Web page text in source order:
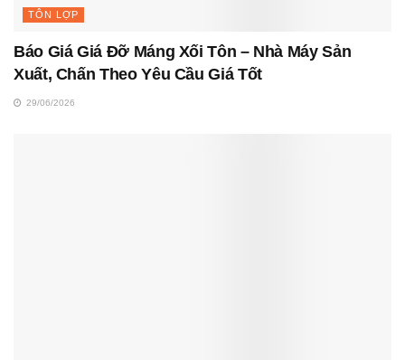
TÔN LỢP
Báo Giá Giá Đỡ Máng Xối Tôn – Nhà Máy Sản
Xuất, Chấn Theo Yêu Cầu Giá Tốt
29/06/2026